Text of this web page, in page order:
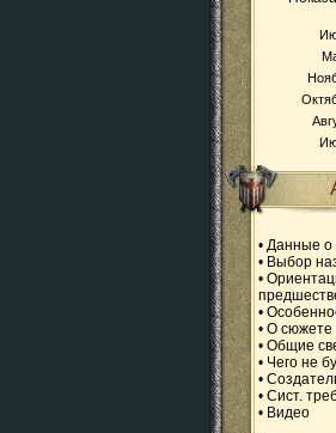
• Данные о
• Выбор
•
•
• О сюжете
• Общие
• Чего не
•
• Сист.
• Видео